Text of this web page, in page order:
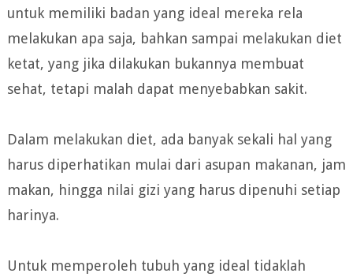
untuk memiliki badan yang ideal mereka rela
melakukan apa saja, bahkan sampai melakukan diet
ketat, yang jika dilakukan bukannya membuat
sehat, tetapi malah dapat menyebabkan sakit.
Dalam melakukan diet, ada banyak sekali hal yang
harus diperhatikan mulai dari asupan makanan, jam
makan, hingga nilai gizi yang harus dipenuhi setiap
harinya.
Untuk memperoleh tubuh yang ideal tidaklah